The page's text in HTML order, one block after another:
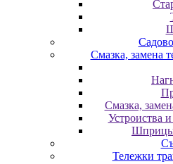
Смазка, замена
Смазка,
Устроиства
Тележки